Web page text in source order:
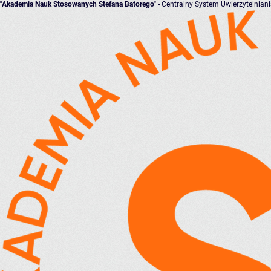
"Akademia Nauk Stosowanych Stefana Batorego" - Centralny System